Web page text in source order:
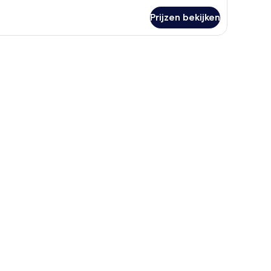
Prijzen bekijken
(toeslag)